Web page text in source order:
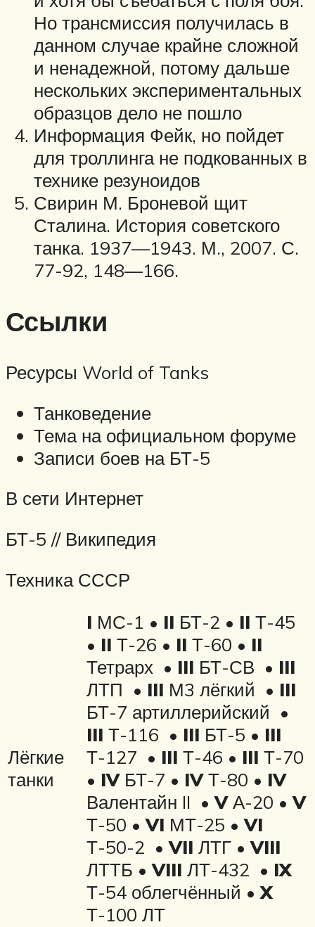
Но трансмиссия получилась в
данном случае крайне сложной
и ненадежной, потому дальше
нескольких экспериментальных
образцов дело не пошло
Информация Фейк, но пойдет
для троллинга не подкованных в
технике резуноидов
Свирин М. Броневой щит
Сталина. История советского
танка. 1937—1943. М., 2007. С.
77-92, 148—166.
Ссылки
Ресурсы World of Tanks
Танковедение
Тема на официальном форуме
Записи боев на БТ-5
В сети Интернет
БТ-5 // Википедия
Техника СССР
Лёгкие
танки
I МС-1 • II БТ-2 • II Т-45
• II Т-26 • II Т-60 • II
Тетрарх • III БТ-СВ • III
ЛТП • III М3 лёгкий • III
БТ-7 артиллерийский •
III Т-116 • III БТ-5 • III
Т-127 • III Т-46 • III Т-70
• IVБТ-7 • IVТ-80 • IV
Валентайн II •VА-20 •V
Т-50 •VI МТ-25 •VI
Т-50-2 •VII ЛТГ •VIII
ЛТТБ •VIII ЛТ-432 • IX
Т-54 облегчённый •X
Т-100 ЛТ